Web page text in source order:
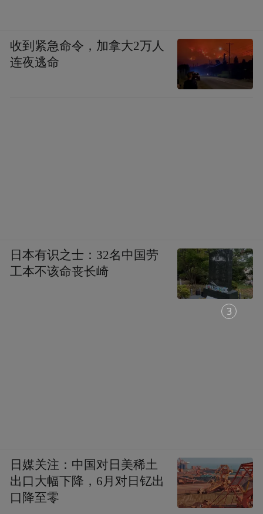
2
收到紧急命令，加拿大2万人
连夜逃命
日本有识之士：32名中国劳
工本不该命丧长崎
日媒关注：中国对日美稀土
出口大幅下降，6月对日钇出
口降至零